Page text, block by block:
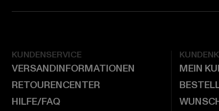
KUNDENSERVICE
VERSANDINFORMATIONEN
RETOURENCENTER
HILFE/FAQ
MEIN